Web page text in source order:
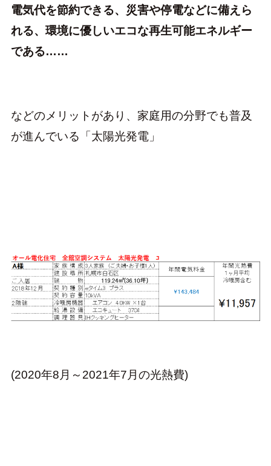
電気代を節約できる、災害や停電などに備えら
れる、環境に優しいエコな再生可能エネルギー
である……
などのメリットがあり、家庭用の分野でも普及
が進んでいる「太陽光発電」
(2020年8月～2021年7月の光熱費)